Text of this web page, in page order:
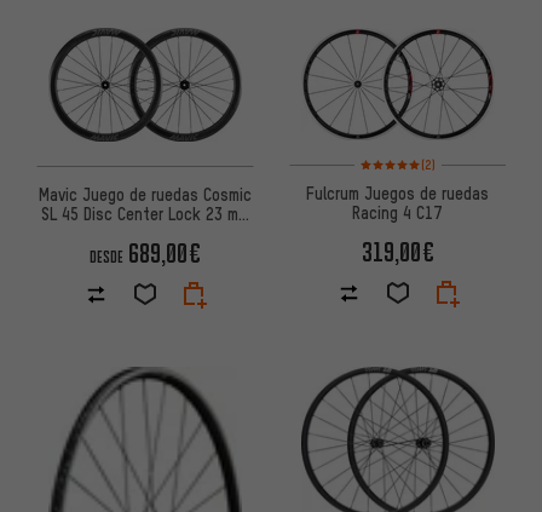
Mavic Juego de ruedas Cosmic
SL 45 Disc Center Lock 23 mm
DESDE 689,00€
Valoración media: 5 de 5
(2)
Fulcrum Juegos de ruedas
Racing 4 C17
319,00€